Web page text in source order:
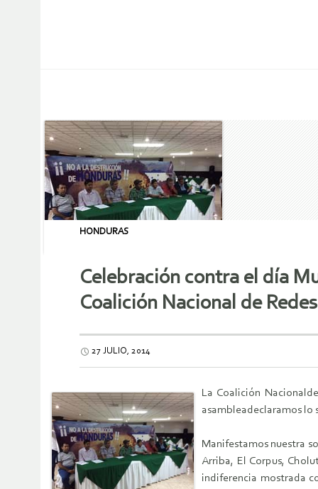
HONDURAS
Celebración contra el día
Coalición Nacional de
27 JULIO, 2014
La Coalición
asambleadeclaramos lo
Manifestamos nuestra
Arriba, El Corpus,
indiferencia mostrada